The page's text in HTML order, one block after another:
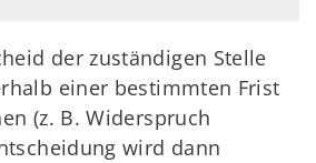
der zuständigen Stelle
einer bestimmten Frist
(z. B. Widerspruch
wird dann